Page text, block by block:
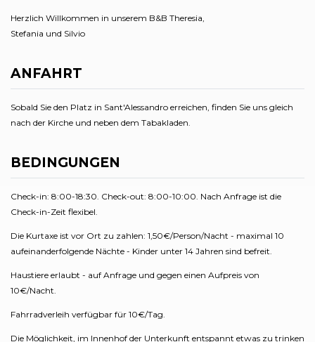
Herzlich Willkommen in unserem B&B Theresia,
Stefania und Silvio
ANFAHRT
Sobald Sie den Platz in Sant'Alessandro erreichen, finden Sie uns gleich
nach der Kirche und neben dem Tabakladen.
BEDINGUNGEN
Check-in: 8:00-18:30. Check-out: 8:00-10:00. Nach Anfrage ist die
Check-in-Zeit flexibel.
Die Kurtaxe ist vor Ort zu zahlen: 1,50€/Person/Nacht - maximal 10
aufeinanderfolgende Nächte - Kinder unter 14 Jahren sind befreit.
Haustiere erlaubt - auf Anfrage und gegen einen Aufpreis von
10€/Nacht.
Fahrradverleih verfügbar für 10€/Tag.
Die Möglichkeit, im Innenhof der Unterkunft entspannt etwas zu trinken